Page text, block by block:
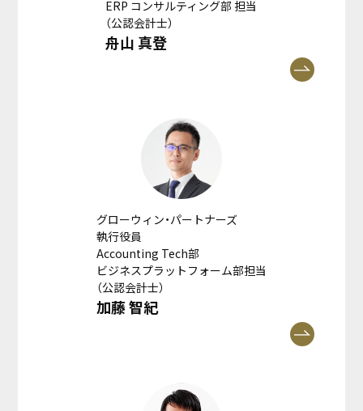
ERP コンサルティング部 担当
（公認会計士）
舟山 真登
グローウィン・パートナーズ
執行役員
Accounting Tech部
ビジネスプラットフォーム部担当
（公認会計士）
加藤 智紀